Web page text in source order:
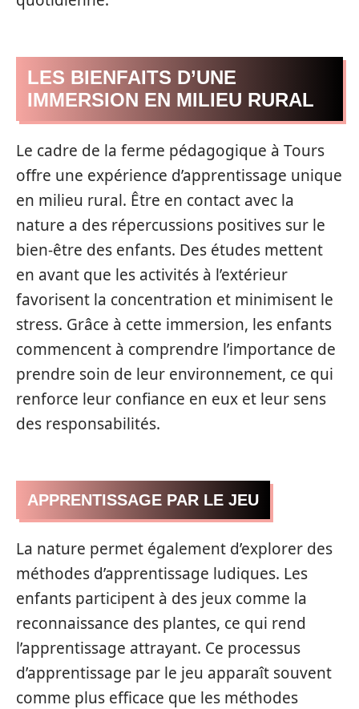
LES BIENFAITS D’UNE
IMMERSION EN MILIEU RURAL
Le cadre de la ferme pédagogique à Tours
offre une expérience d’apprentissage unique
en milieu rural. Être en contact avec la
nature a des répercussions positives sur le
bien-être des enfants. Des études mettent
en avant que les activités à l’extérieur
favorisent la concentration et minimisent le
stress. Grâce à cette immersion, les enfants
commencent à comprendre l’importance de
prendre soin de leur environnement, ce qui
renforce leur confiance en eux et leur sens
des responsabilités.
APPRENTISSAGE PAR LE JEU
La nature permet également d’explorer des
méthodes d’apprentissage ludiques. Les
enfants participent à des jeux comme la
reconnaissance des plantes, ce qui rend
l’apprentissage attrayant. Ce processus
d’apprentissage par le jeu apparaît souvent
comme plus efficace que les méthodes